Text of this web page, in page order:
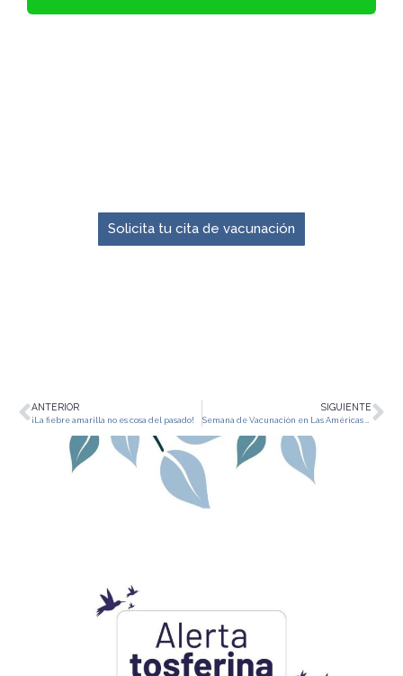
Solicita tu cita de vacunación
ANTERIOR
¡La fiebre amarilla no es cosa del pasado!
SIGUIENTE
Semana de Vacunación en Las Américas en pro del futuro de nuestra región